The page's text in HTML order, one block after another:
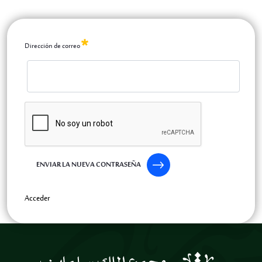
He olvidado mi contraseña
Dirección de correo
Requerido
ENVIAR LA NUEVA CONTRASEÑA
Acceder